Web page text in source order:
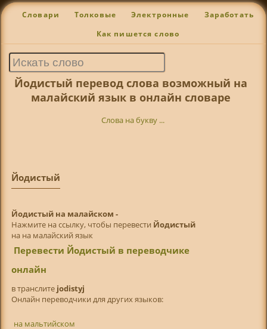
Словари Толковые Электронные Заработать
Как пишется слово
Йодистый перевод слова возможный на
малайский язык в онлайн словаре
Слова на букву ...
Йодистый
Йодистый на малайском -
Нажмите на ссылку, чтобы перевести Йодистый
на на малайский язык
Перевести Йодистый в переводчике
онлайн
в транслитe jodistyj
Онлайн переводчики для других языков:
на мальтийском